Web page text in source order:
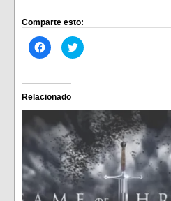
Comparte esto:
Haz
clic
Facebook
(Se
abre
en
una
ventana
nueva)
Haz
clic
en
una
ventana
nueva)
Relacionado